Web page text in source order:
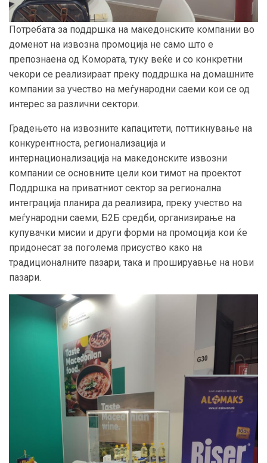
Потребата за поддршка на македонските компании во
доменот на извозна промоција не само што е
препознаена од Комората, туку веќе и со конкретни
чекори се реализираат преку поддршка на домашните
компании за учество на меѓународни саеми кои се од
интерес за различни сектори.
Градењето на извозните капацитети, поттикнување на
конкурентноста, регионализација и
интернационализација на македонските извозни
компании се основните цели кои тимот на проектот
Поддршка на приватниот сектор за регионална
интеграција планира да реализира, преку учество на
меѓународни саеми, Б2Б средби, организирање на
купувачки мисии и други форми на промоција кои ќе
придонесат за поголема присуство како на
традиционалните пазари, така и прошируавње на нови
пазари.